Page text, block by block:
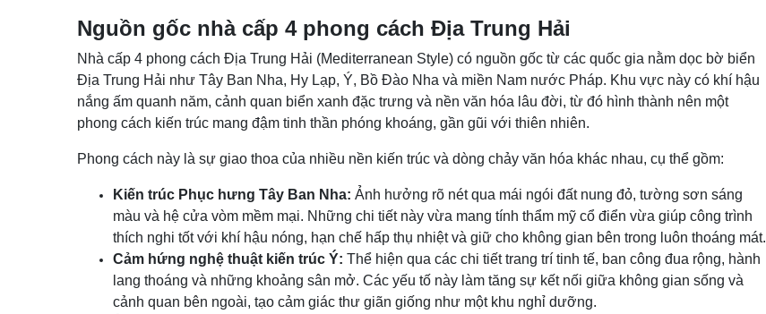
Nguồn gốc nhà cấp 4 phong cách Địa Trung Hải
Nhà cấp 4 phong cách Địa Trung Hải (Mediterranean Style) có nguồn gốc từ các quốc gia nằm dọc bờ biển
Địa Trung Hải như Tây Ban Nha, Hy Lạp, Ý, Bồ Đào Nha và miền Nam nước Pháp. Khu vực này có khí hậu
nắng ấm quanh năm, cảnh quan biển xanh đặc trưng và nền văn hóa lâu đời, từ đó hình thành nên một
phong cách kiến trúc mang đậm tinh thần phóng khoáng, gần gũi với thiên nhiên.
Phong cách này là sự giao thoa của nhiều nền kiến trúc và dòng chảy văn hóa khác nhau, cụ thể gồm:
Kiến trúc Phục hưng Tây Ban Nha: Ảnh hưởng rõ nét qua mái ngói đất nung đỏ, tường sơn sáng
màu và hệ cửa vòm mềm mại. Những chi tiết này vừa mang tính thẩm mỹ cổ điển vừa giúp công trình
thích nghi tốt với khí hậu nóng, hạn chế hấp thụ nhiệt và giữ cho không gian bên trong luôn thoáng mát.
Cảm hứng nghệ thuật kiến trúc Ý: Thể hiện qua các chi tiết trang trí tinh tế, ban công đua rộng, hành
lang thoáng và những khoảng sân mở. Các yếu tố này làm tăng sự kết nối giữa không gian sống và
cảnh quan bên ngoài, tạo cảm giác thư giãn giống như một khu nghỉ dưỡng.